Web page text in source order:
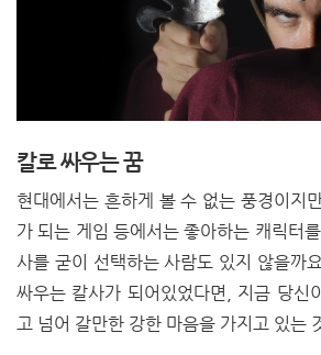
칼로 싸우는 꿈
현대에서는 흔하게 볼 수 없는 풍경이지
가 되는 게임 등에서는 좋아하는 캐릭터
사를 굳이 선택하는 사람도 있지 않을까
싸우는 칼사가 되어있었다면, 지금 당신
고 넘어 갈만한 강한 마음을 가지고 있는